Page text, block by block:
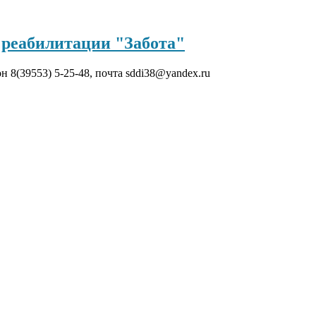
"Забота"
8(39553) 5-25-48, почта sddi38@yandex.ru